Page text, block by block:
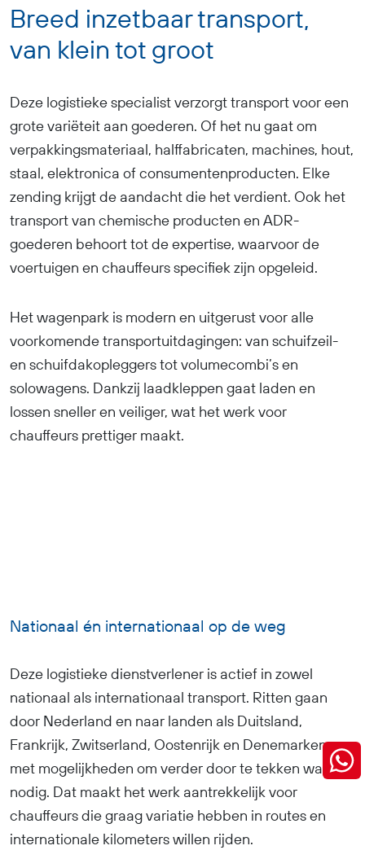
Breed inzetbaar transport,
van klein tot groot
Deze logistieke specialist verzorgt transport voor een
grote variëteit aan goederen. Of het nu gaat om
verpakkingsmateriaal, halffabricaten, machines, hout,
staal, elektronica of consumentenproducten. Elke
zending krijgt de aandacht die het verdient. Ook het
transport van chemische producten en ADR-
goederen behoort tot de expertise, waarvoor de
voertuigen en chauffeurs specifiek zijn opgeleid.
Het wagenpark is modern en uitgerust voor alle
voorkomende transportuitdagingen: van schuifzeil-
en schuifdakopleggers tot volumecombi’s en
solowagens. Dankzij laadkleppen gaat laden en
lossen sneller en veiliger, wat het werk voor
chauffeurs prettiger maakt.
Nationaal én internationaal op de weg
Deze logistieke dienstverlener is actief in zowel
nationaal als internationaal transport. Ritten gaan
door Nederland en naar landen als Duitsland,
Frankrijk, Zwitserland, Oostenrijk en Denemarken,
met mogelijkheden om verder door te tekken waar
nodig. Dat maakt het werk aantrekkelijk voor
chauffeurs die graag variatie hebben in routes en
internationale kilometers willen rijden.